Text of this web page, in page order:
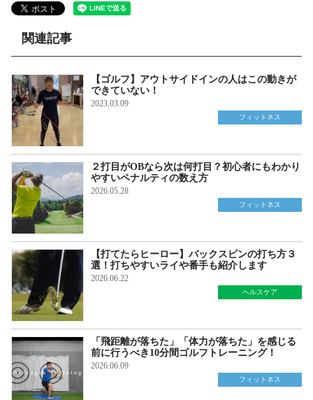
関連記事
【ゴルフ】アウトサイドインの人はこの動きが
できていない！
2023.03.09
フィットネス
２打目がOBなら次は何打目？初心者にもわかり
やすいペナルティの数え方
2026.05.28
フィットネス
【打てたらヒーロー】バックスピンの打ち方３
選！打ちやすいライや番手も紹介します
2026.06.22
ヘルスケア
「飛距離が落ちた」「体力が落ちた」を感じる
前に行うべき10分間ゴルフトレーニング！
2026.06.09
フィットネス